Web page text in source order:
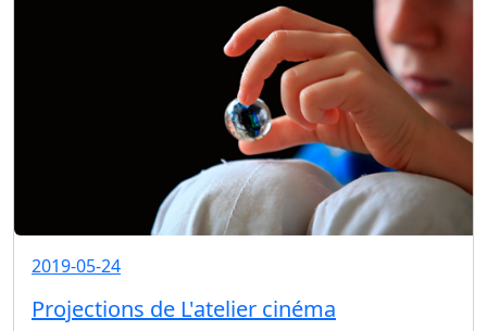
2019-05-24
Projections de L'atelier cinéma